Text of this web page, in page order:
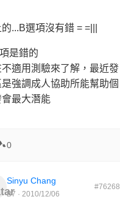
...B選項沒有錯 = =|||
是錯的
適用測驗來了解，最近發
是強調成人協助所能幫助個
最大潛能
0
Sinyu Chang
B7 · 2010/12/06
#76268